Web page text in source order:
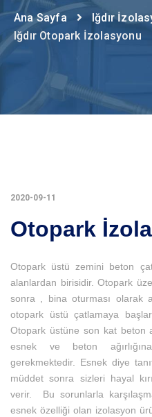
Ana Sayfa
Iğdır
Iğdır Otopark İzolasyonu
2020-09-11
Otopark
Otopark üstü zemini beton
alanlardan birisidir. Otopark
sonra , bina oturması olarak
otopark üstü çatlamaya
Otopark üstüne son kat beton
esnek ve beton
gerekmektedir. Esnek diye
müddet sonra sizleri hayal
verir. Bu sorunlarla
esnek özelliği olan izolasyon